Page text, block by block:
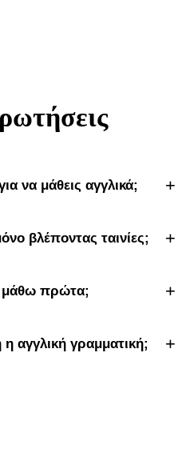
να μάθεις αγγλικά; +
βλέποντας ταινίες; +
μάθω πρώτα; +
αγγλική γραμματική; +